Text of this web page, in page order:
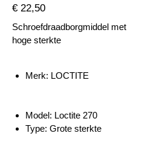
€ 22,50
Schroefdraadborgmiddel met
hoge sterkte
Merk: LOCTITE
Model: Loctite 270
Type: Grote sterkte